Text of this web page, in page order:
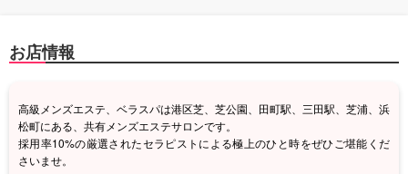
お店情報
高級メンズエステ、ベラスパは港区芝、芝公園、田町駅、三田駅、芝浦、浜
松町にある、共有メンズエステサロンです。
採用率10%の厳選されたセラピストによる極上のひと時をぜひご堪能くだ
さいませ。